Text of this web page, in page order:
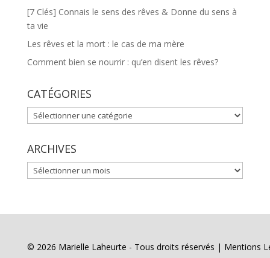
[7 Clés] Connais le sens des rêves & Donne du sens à
ta vie
Les rêves et la mort : le cas de ma mère
Comment bien se nourrir : qu’en disent les rêves?
CATÉGORIES
CATÉGORIES
ARCHIVES
ARCHIVES
© 2026 Marielle Laheurte - Tous droits réservés | Mentions